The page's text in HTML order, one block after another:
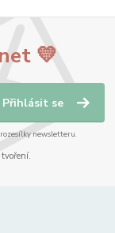
💛
Přihlásit se
newsletteru.